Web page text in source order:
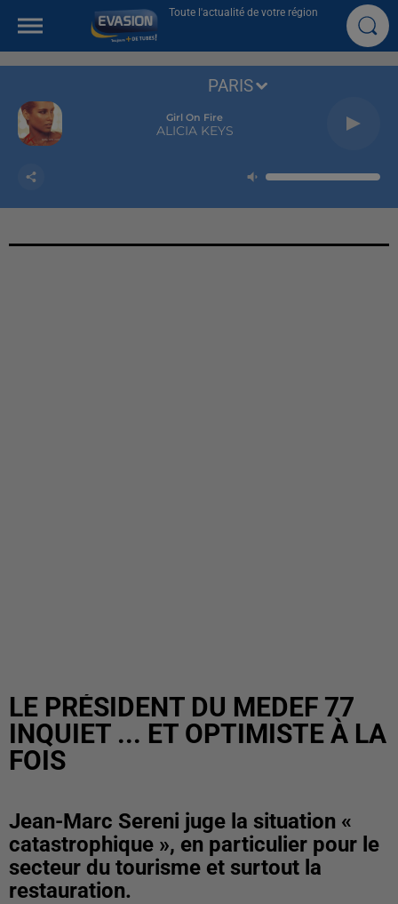
Toute l'actualité de votre région
Girl On Fire
ALICIA KEYS
PARIS
LE PRÉSIDENT DU MEDEF 77
INQUIET ... ET OPTIMISTE À LA
FOIS
Jean-Marc Sereni juge la situation «
catastrophique », en particulier pour le
secteur du tourisme et surtout la
restauration.